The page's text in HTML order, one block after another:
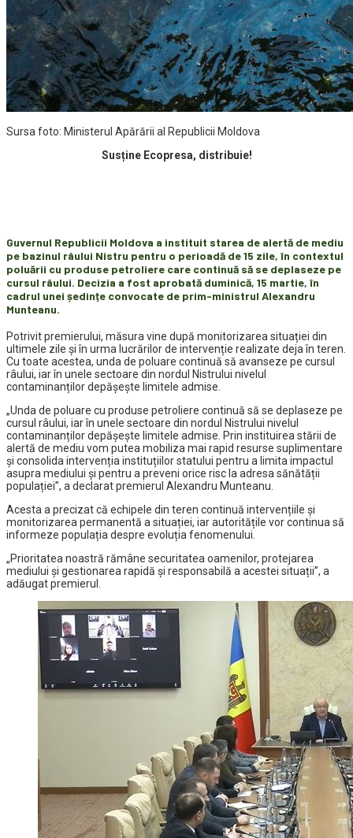
Sursa foto: Ministerul Apărării al Republicii Moldova
Susține Ecopresa, distribuie!
Guvernul Republicii Moldova a instituit starea de alertă de mediu
pe bazinul râului Nistru pentru o perioadă de 15 zile, în contextul
poluării cu produse petroliere care continuă să se deplaseze pe
cursul râului. Decizia a fost aprobată duminică, 15 martie, în
cadrul unei ședințe convocate de prim-ministrul Alexandru
Munteanu.
Potrivit premierului, măsura vine după monitorizarea situației din
ultimele zile și în urma lucrărilor de intervenție realizate deja în teren.
Cu toate acestea, unda de poluare continuă să avanseze pe cursul
râului, iar în unele sectoare din nordul Nistrului nivelul
contaminanților depășește limitele admise.
„Unda de poluare cu produse petroliere continuă să se deplaseze pe
cursul râului, iar în unele sectoare din nordul Nistrului nivelul
contaminanților depășește limitele admise. Prin instituirea stării de
alertă de mediu vom putea mobiliza mai rapid resurse suplimentare
și consolida intervenția instituțiilor statului pentru a limita impactul
asupra mediului și pentru a preveni orice risc la adresa sănătății
populației”, a declarat premierul Alexandru Munteanu.
Acesta a precizat că echipele din teren continuă intervențiile și
monitorizarea permanentă a situației, iar autoritățile vor continua să
informeze populația despre evoluția fenomenului.
„Prioritatea noastră rămâne securitatea oamenilor, protejarea
mediului și gestionarea rapidă și responsabilă a acestei situații”, a
adăugat premierul.